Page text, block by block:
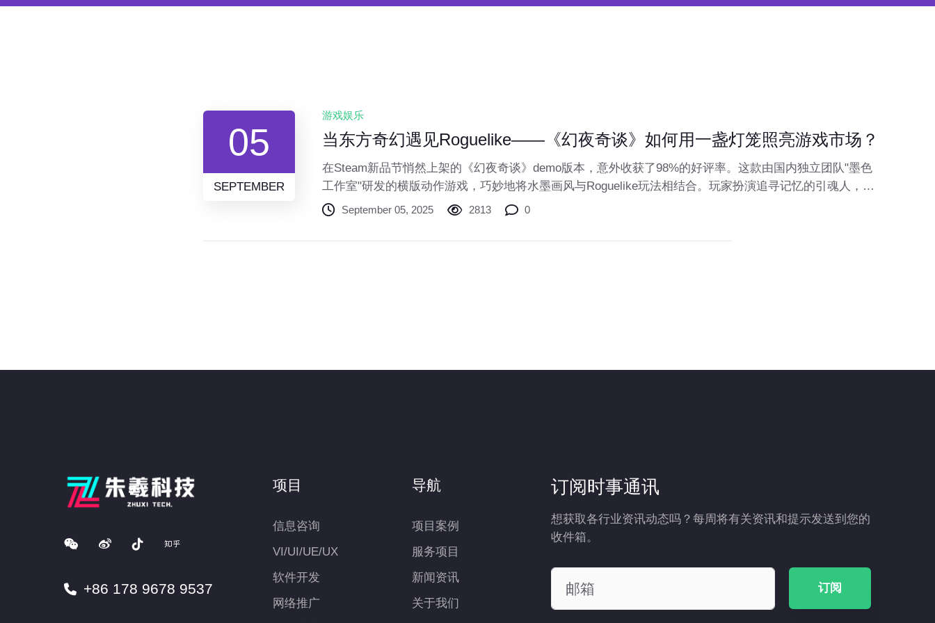
05
SEPTEMBER
游戏娱乐
当东方奇幻遇见Roguelike——《幻夜奇谈》如何用一盏灯笼照亮游戏市场？
在Steam新品节悄然上架的《幻夜奇谈》demo版本，意外收获了98%的好评率。这款由国内独立团队"墨色
工作室"研发的横版动作游戏，巧妙地将水墨画风与Roguelike玩法相结合。玩家扮演追寻记忆的引魂人，在
随机生成的幽冥之境中，用可进化的灯笼武器破解精妙机关，与《山海经》中的奇幻生物交锋。
September 05, 2025 2813 0
+86 178 9678 9537
项目
信息咨询
VI/UI/UE/UX
软件开发
网络推广
导航
项目案例
服务项目
新闻资讯
关于我们
订阅时事通讯
想获取各行业资讯动态吗？每周将有关资讯和提示发送到您的
收件箱。
订阅